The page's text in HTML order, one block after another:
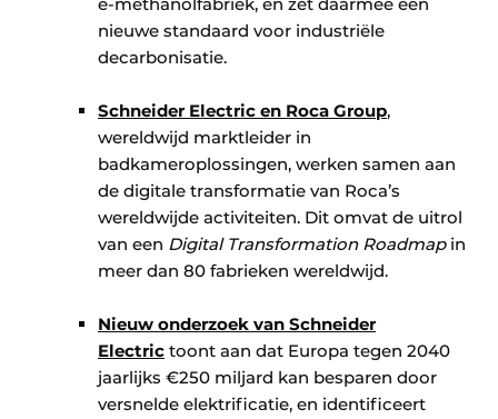
nieuwe standaard voor industriële
decarbonisatie.
Schneider Electric en Roca Group,
wereldwijd marktleider in
badkameroplossingen, werken samen aan
de digitale transformatie van Roca’s
wereldwijde activiteiten. Dit omvat de uitrol
van een Digital Transformation Roadmapin
meer dan 80 fabrieken wereldwijd.
Nieuw onderzoek van Schneider
Electric toont aan dat Europa tegen 2040
jaarlijks €250 miljard kan besparen door
versnelde elektrificatie, en identificeert